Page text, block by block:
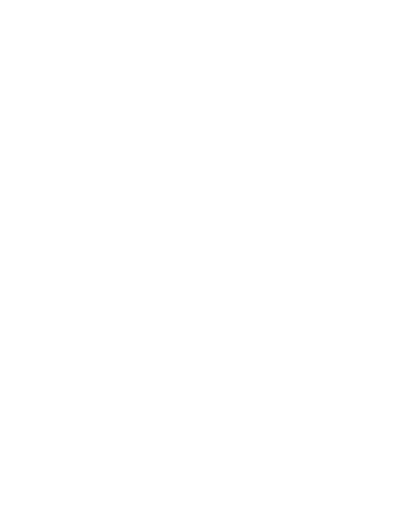
, no
Antes de pedirle a la vida